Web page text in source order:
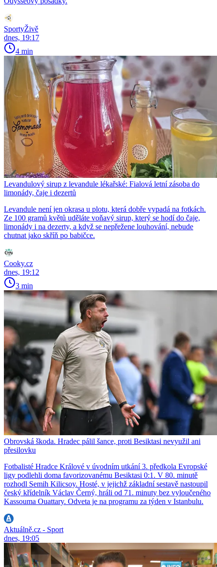
SportyŽivě
dnes, 19:17
4 min
Levandulový sirup z levandule lékařské: Fialová letní zásoba do
limonády, čaje i dezertů
Levandule není jen okrasa u plotu, která dobře vypadá na fotkách.
Ze 100 gramů květů uděláte voňavý sirup, který se hodí do čaje,
limonády i na dezerty, a když se nepřežene louhování, nebude
chutnat jako skříň po babičce.
Cooky.cz
dnes, 19:12
3 min
Obrovská škoda. Hradec pálil šance, proti Besiktasi nevyužil ani
přesilovku
Fotbalisté Hradce Králové v úvodním utkání 3. předkola Evropské
ligy podlehli doma favorizovanému Besiktasi 0:1. V 80. minutě
rozhodl Semih Kilicsoy. Hosté, v jejichž základní sestavě nastoupil
český křídelník Václav Černý, hráli od 71. minuty bez vyloučeného
Kassouma Ouattary. Odveta je na programu za týden v Istanbulu.
Aktuálně.cz - Sport
dnes, 19:05